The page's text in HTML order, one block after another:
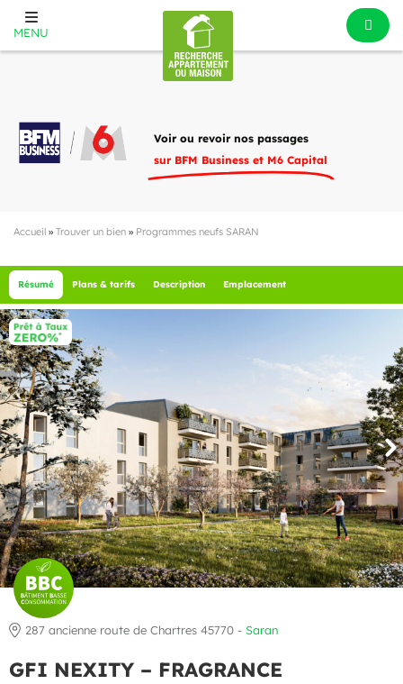
MENU
Voir ou revoir nos passages
sur BFM Business et M6 Capital
Accueil » Trouver un bien » Programmes neufs SARAN
Résumé Plans & tarifs Description Emplacement
2
287 ancienne route de Chartres 45770 - Saran
GFI NEXITY – FRAGRANCE